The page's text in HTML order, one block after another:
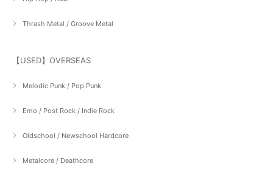
Thrash Metal / Groove Metal
【USED】OVERSEAS
Melodic Punk / Pop Punk
Emo / Post Rock / Indie Rock
Oldschool / Newschool Hardcore
Metalcore / Deathcore